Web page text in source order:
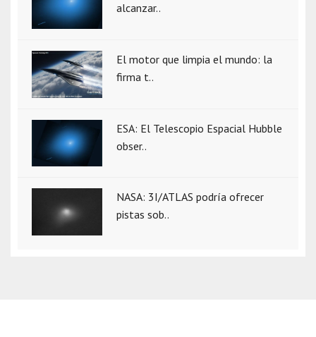
alcanzar..
El motor que limpia el mundo: la
firma t..
ESA: El Telescopio Espacial Hubble
obser..
NASA: 3I/ATLAS podría ofrecer
pistas sob..